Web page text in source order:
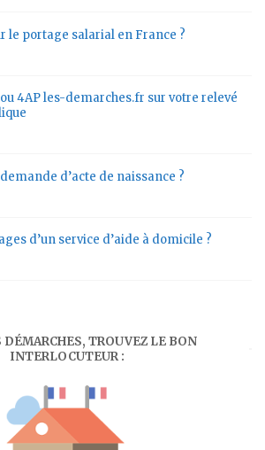
le portage salarial en France ?
4AP les-demarches.fr sur votre relevé
d’acte de naissance ?
d’un service d’aide à domicile ?
DÉMARCHES, TROUVEZ LE BON
INTERLOCUTEUR :